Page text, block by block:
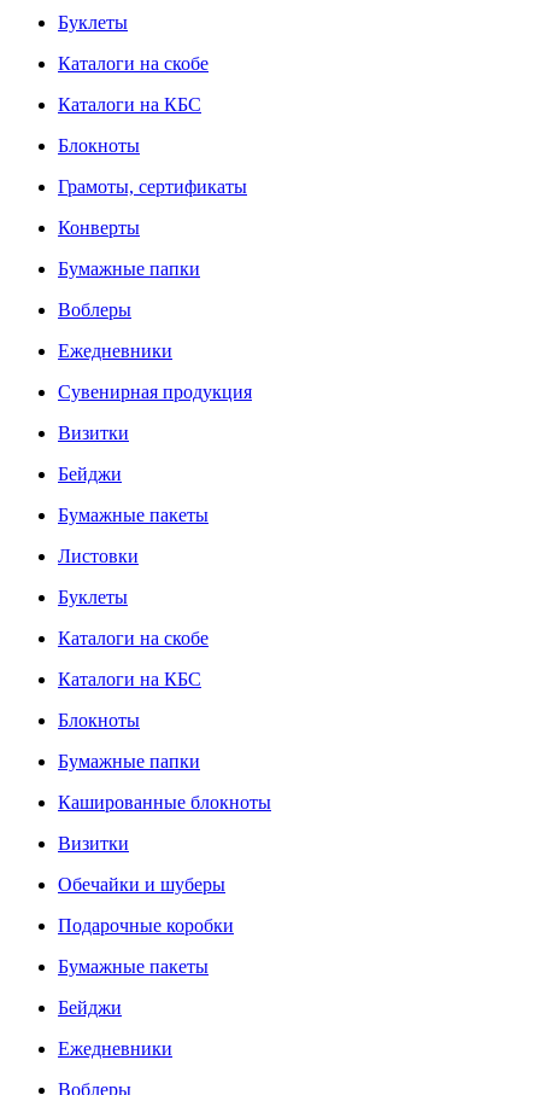
Буклеты
Каталоги на скобе
Каталоги на КБС
Блокноты
Грамоты, сертификаты
Конверты
Бумажные папки
Воблеры
Ежедневники
Сувенирная продукция
Визитки
Бейджи
Бумажные пакеты
Листовки
Буклеты
Каталоги на скобе
Каталоги на КБС
Блокноты
Бумажные папки
Кашированные блокноты
Визитки
Обечайки и шуберы
Подарочные коробки
Бумажные пакеты
Бейджи
Ежедневники
Воблеры